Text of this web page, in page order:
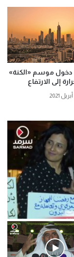
موسم «الكنة»
إلى الارتفاع
فيديو
5-2019.